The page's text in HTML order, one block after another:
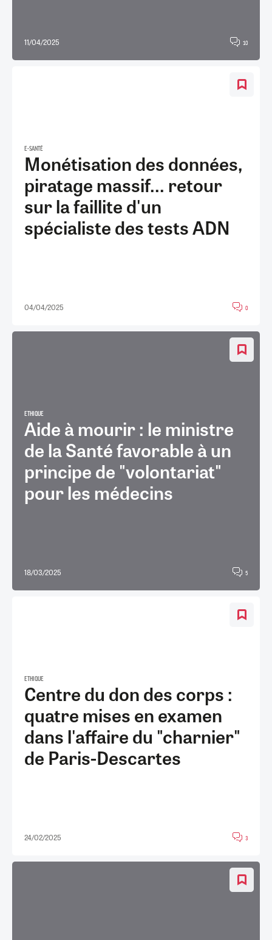
11/04/2025 10
E-SANTÉ
Monétisation des données,
piratage massif... retour
sur la faillite d'un
spécialiste des tests ADN
04/04/2025 0
ETHIQUE
Aide à mourir : le ministre
de la Santé favorable à un
principe de "volontariat"
pour les médecins
18/03/2025 5
ETHIQUE
Centre du don des corps :
quatre mises en examen
dans l'affaire du "charnier"
de Paris-Descartes
24/02/2025 3